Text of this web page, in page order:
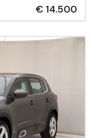
€ 14.500